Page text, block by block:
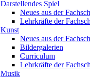
Darstellendes Spiel
Neues aus der
Lehrkräfte der
Kunst
Neues aus der
Bildergalerien
Curriculum
Lehrkräfte der
Musik